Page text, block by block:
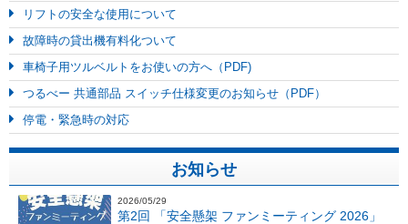
リフトの安全な使用について
故障時の貸出機有料化ついて
車椅子用ツルベルトをお使いの方へ（PDF)
つるべー 共通部品 スイッチ仕様変更のお知らせ（PDF）
停電・緊急時の対応
お知らせ
2026/05/29
第2回 「安全懸架 ファンミーティング 2026」